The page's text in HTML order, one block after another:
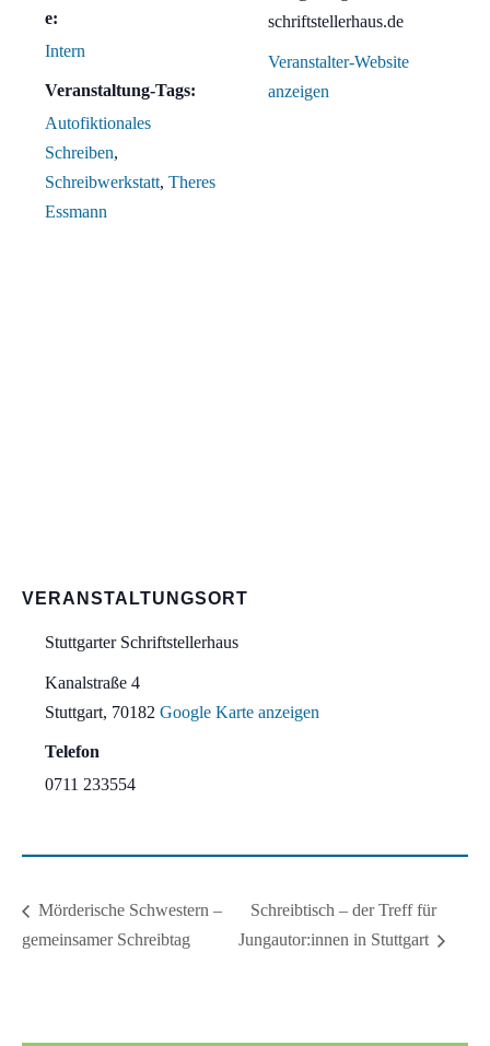
e:
Intern
Veranstaltung-Tags:
Autofiktionales
Schreiben,
Schreibwerkstatt, Theres
Essmann
schriftstellerhaus.de
Veranstalter-Website
anzeigen
VERANSTALTUNGSORT
Stuttgarter Schriftstellerhaus
Kanalstraße 4
Stuttgart, 70182 Google Karte anzeigen
Telefon
0711 233554
Mörderische Schwestern –
gemeinsamer Schreibtag
Schreibtisch – der Treff für
Jungautor:innen in Stuttgart